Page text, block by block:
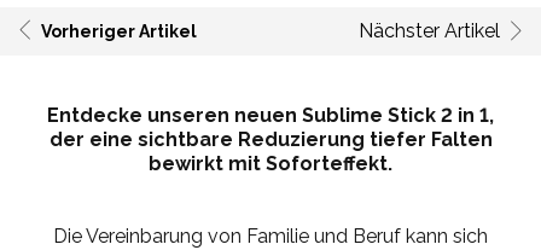
Vorheriger Artikel Nächster Artikel
Entdecke unseren neuen Sublime Stick 2 in 1,
der eine sichtbare Reduzierung tiefer Falten
bewirkt mit Soforteffekt.
Die Vereinbarung von Familie und Beruf kann sich